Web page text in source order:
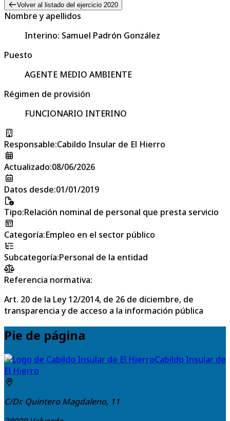
Volver al listado del ejercicio 2020
Nombre y apellidos
Interino: Samuel Padrón González
Puesto
AGENTE MEDIO AMBIENTE
Régimen de provisión
FUNCIONARIO INTERINO
Responsable:Cabildo Insular de El Hierro
Actualizado:08/06/2026
Datos desde:01/01/2019
Tipo:Relación nominal de personal que presta servicio
Categoría:Empleo en el sector público
Subcategoría:Personal de la entidad
Referencia normativa:
Art. 20 de la Ley 12/2014, de 26 de diciembre, de
transparencia y de acceso a la información pública
Pie de página
Cabildo Insular de
El Hierro
C/Dr. Quintero Magdaleno, 11